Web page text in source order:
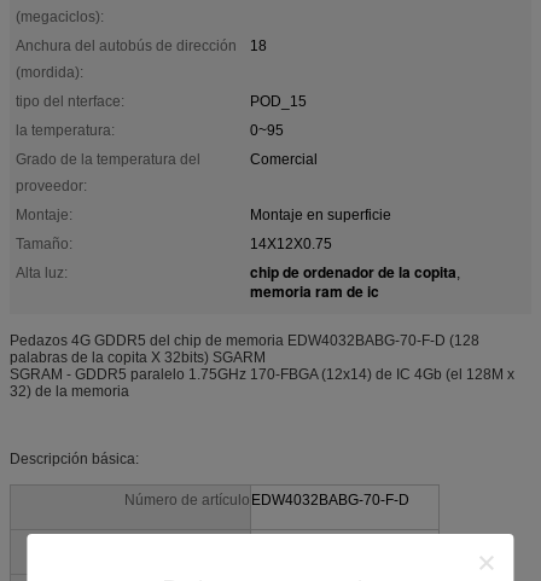
(megaciclos):
Anchura del autobús de dirección
(mordida):
18
tipo del nterface:
POD_15
la temperatura:
0~95
Grado de la temperatura del
proveedor:
Comercial
Montaje:
Montaje en superficie
Tamaño:
14X12X0.75
Alta luz:
chip de ordenador de la copita,
memoria ram de ic
Pedazos 4G GDDR5 del chip de memoria EDW4032BABG-70-F-D (128
palabras de la copita X 32bits) SGARM
SGRAM - GDDR5 paralelo 1.75GHz 170-FBGA (12x14) de IC 4Gb (el 128M x
32) de la memoria
Descripción básica:
Número de artículo EDW4032BABG-70-F-D